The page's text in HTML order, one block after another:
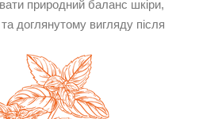
природний баланс шкіри,
доглянутому вигляду після